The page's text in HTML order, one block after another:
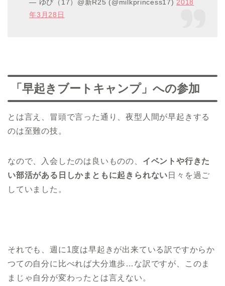
— ゆぴ（17）@新R25 (@milkprincess17) 2018
年3月28日
「早起きブートキャンプ」への参加
とは言え、冒頭で言った通り、夜型人間が早起きする
のは至難の技。
なので、入会したのは良いものの、 イベントや行きた
い部活がある日しかまともに起きられない 日々を過ご
していました。
それでも、週に1度は早起きが出来ている訳ですからか
つての自分に比べれば大分進歩…な訳ですが、このま
まじゃ自分が変わったとは言えない。